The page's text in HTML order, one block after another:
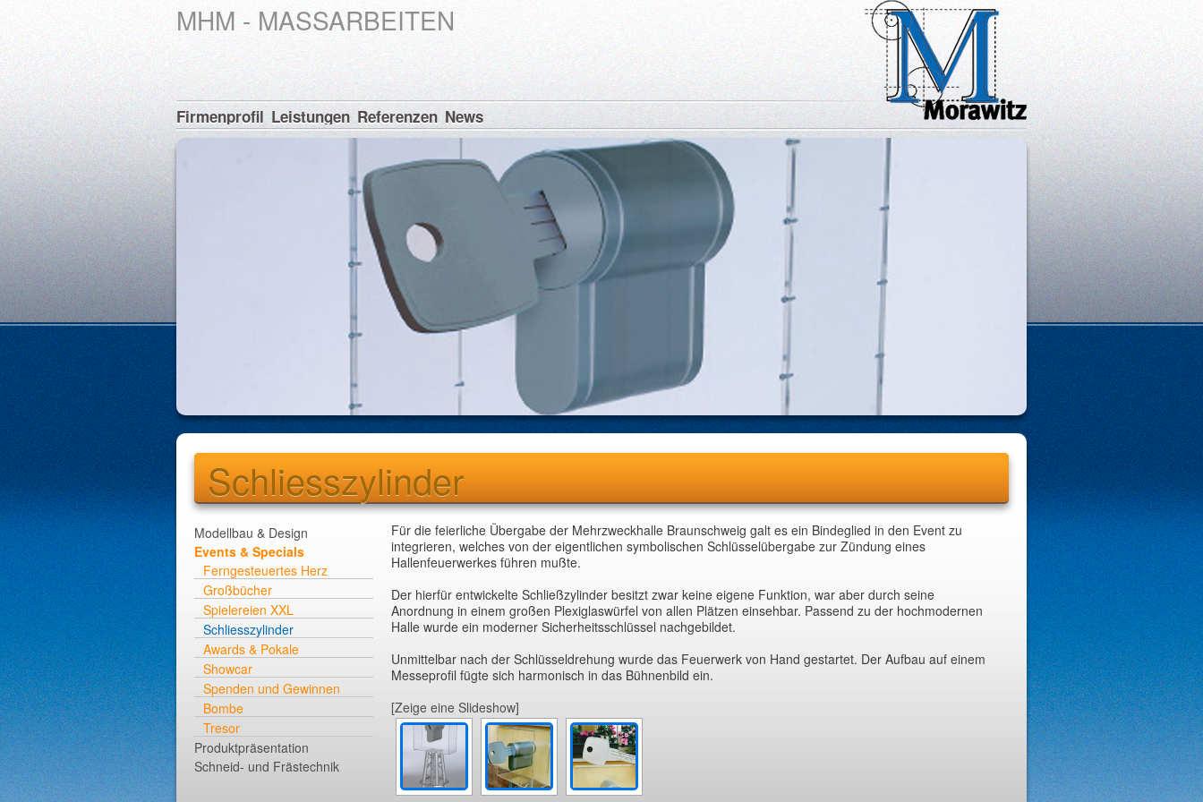
MHM - MASSARBEITEN
Firmenprofil Leistungen Referenzen News
Schliesszylinder
Modellbau & Design
Events & Specials
Ferngesteuertes Herz
Großbücher
Spielereien XXL
Schliesszylinder
Awards & Pokale
Showcar
Spenden und Gewinnen
Bombe
Tresor
Produktpräsentation
Schneid- und Frästechnik
Für die feierliche Übergabe der Mehrzweckhalle Braunschweig galt es ein Bindeglied in den Event zu
integrieren, welches von der eigentlichen symbolischen Schlüsselübergabe zur Zündung eines
Hallenfeuerwerkes führen mußte.
Der hierfür entwickelte Schließzylinder besitzt zwar keine eigene Funktion, war aber durch seine
Anordnung in einem großen Plexiglaswürfel von allen Plätzen einsehbar. Passend zu der hochmodernen
Halle wurde ein moderner Sicherheitsschlüssel nachgebildet.
Unmittelbar nach der Schlüsseldrehung wurde das Feuerwerk von Hand gestartet. Der Aufbau auf einem
Messeprofil fügte sich harmonisch in das Bühnenbild ein.
[Zeige eine Slideshow]